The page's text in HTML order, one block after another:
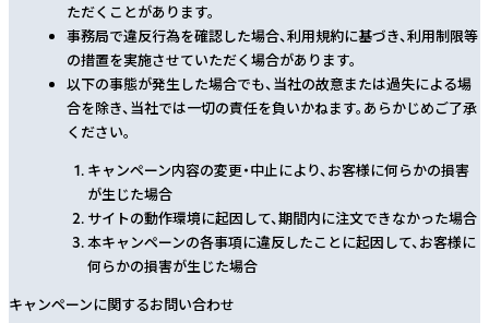
ただくことがあります。
事務局で違反行為を確認した場合、利用規約に基づき、利用制限等
の措置を実施させていただく場合があります。
以下の事態が発生した場合でも、当社の故意または過失による場
合を除き、当社では一切の責任を負いかねます。あらかじめご了承
ください。
キャンペーン内容の変更・中止により、お客様に何らかの損害
が生じた場合
サイトの動作環境に起因して、期間内に注文できなかった場合
本キャンペーンの各事項に違反したことに起因して、お客様に
何らかの損害が生じた場合
キャンペーンに関するお問い合わせ